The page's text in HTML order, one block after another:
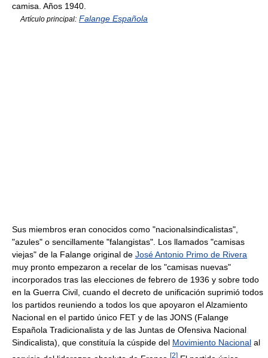
camisa. Años 1940.
Artículo principal: Falange Española
Sus miembros eran conocidos como "nacionalsindicalistas",
"azules" o sencillamente "falangistas". Los llamados "camisas
viejas" de la Falange original de José Antonio Primo de Rivera
muy pronto empezaron a recelar de los "camisas nuevas"
incorporados tras las elecciones de febrero de 1936 y sobre todo
en la Guerra Civil, cuando el decreto de unificación suprimió todos
los partidos reuniendo a todos los que apoyaron el Alzamiento
Nacional en el partido único FET y de las JONS (Falange
Española Tradicionalista y de las Juntas de Ofensiva Nacional
Sindicalista), que constituía la cúspide del Movimiento Nacional al
[2]